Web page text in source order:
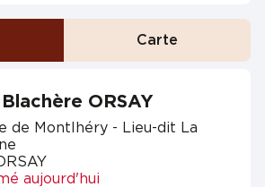
Carte
Blachère ORSAY
de Montlhéry - Lieu-dit La
aujourd'hui